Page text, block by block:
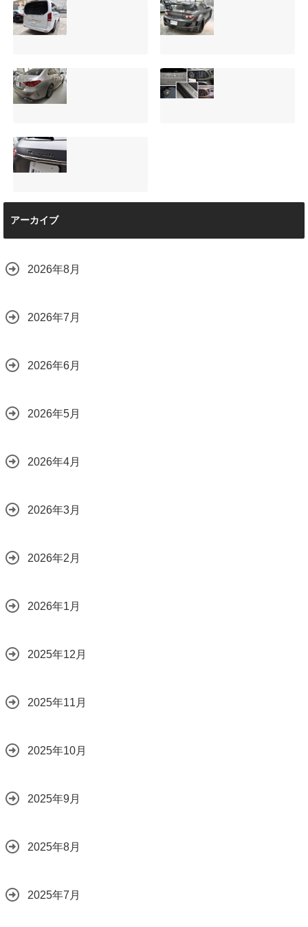
サンルーフ付きベ
ンツVクラス
（V220d）にフリ
店で断られた悩み
をプロの技術で解
決
2026.08.04
マツダRX-8（マッ
トグレー）の板金
修理と専用コーテ
【施工事例】メル
セデス・ベンツ
C220d｜3層セラ
ート」と弱点克服
のプロテクション
京都世田谷区）
マセラティ グレカ
ーレ トロフェオ
2026.07.22
アーカイブ
2026年8月
2026年7月
2026年6月
2026年5月
2026年4月
2026年3月
2026年2月
2026年1月
2025年12月
2025年11月
2025年10月
2025年9月
2025年8月
2025年7月